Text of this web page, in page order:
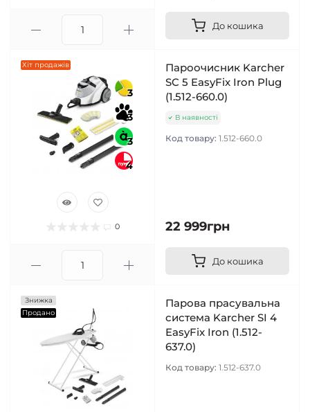
До кошика
Хіт продажів
3
3
3
4
0
Пароочисник Karcher
SC 5 EasyFix Iron Plug
(1.512-660.0)
В наявності
Код товару: 1.512-660.0
22 999грн
До кошика
Знижка
Продано
Парова прасувальна
система Karcher SI 4
EasyFix Iron (1.512-
637.0)
Код товару: 1.512-637.0